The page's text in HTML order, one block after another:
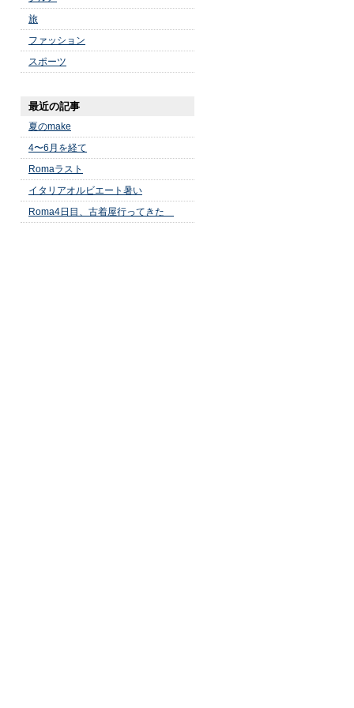
旅
ファッション
スポーツ
最近の記事
夏のmake
4〜6月を経て
Romaラスト
イタリアオルビエート暑い
Roma4日目、古着屋行ってきた